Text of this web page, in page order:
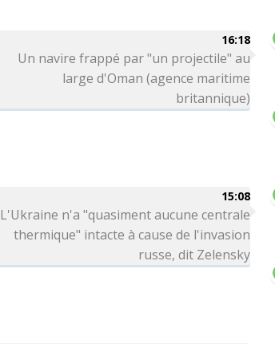
16:18
Un navire frappé par "un projectile" au
large d'Oman (agence maritime
britannique)
15:08
L'Ukraine n'a "quasiment aucune centrale
thermique" intacte à cause de l'invasion
russe, dit Zelensky